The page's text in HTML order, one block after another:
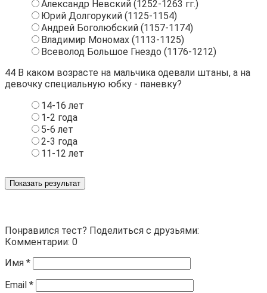
Александр Невский (1252-1263 гг.)
Юрий Долгорукий (1125-1154)
Андрей Боголюбский (1157-1174)
Владимир Мономах (1113-1125)
Всеволод Большое Гнездо (1176-1212)
44 В каком возрасте на мальчика одевали штаны, а на
девочку специальную юбку - паневку?
14-16 лет
1-2 года
5-6 лет
2-3 года
11-12 лет
Показать результат
Понравился тест? Поделиться с друзьями:
Комментарии: 0
Имя *
Email *